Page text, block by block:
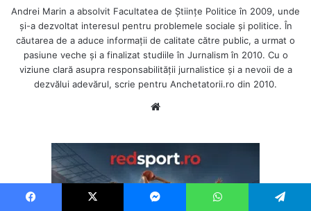
Andrei Marin a absolvit Facultatea de Științe Politice în 2009, unde
și-a dezvoltat interesul pentru problemele sociale și politice. În
căutarea de a aduce informații de calitate către public, a urmat o
pasiune veche și a finalizat studiile în Jurnalism în 2010. Cu o
viziune clară asupra responsabilității jurnalistice și a nevoii de a
dezvălui adevărul, scrie pentru Anchetatorii.ro din 2010.